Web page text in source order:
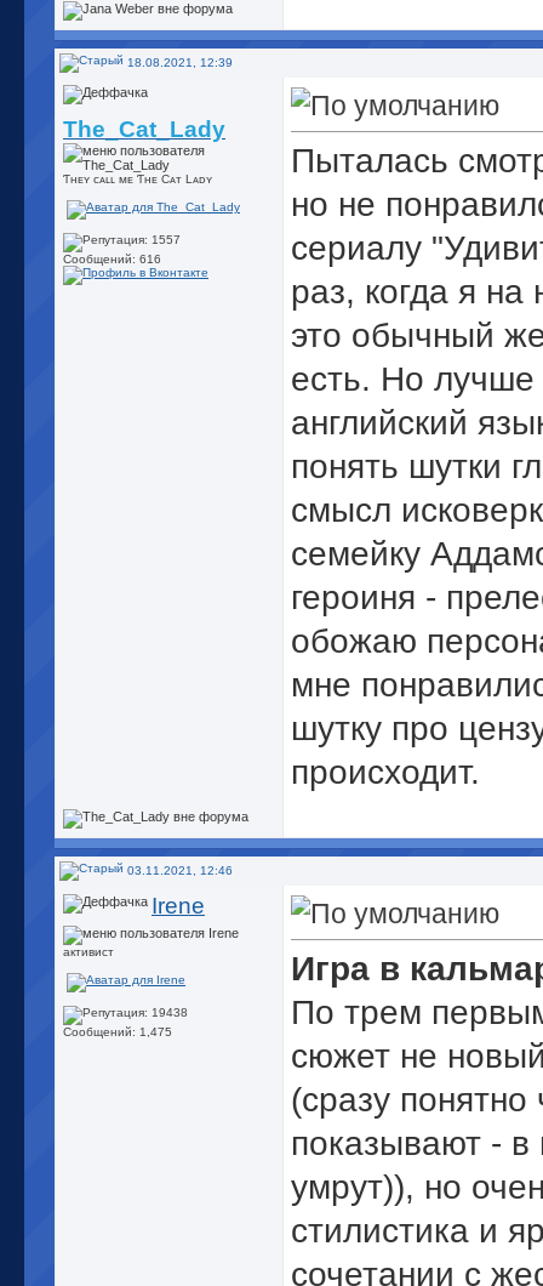
18.08.2021, 12:39
The_Cat_Lady
Ƭʜᴇʏ cᴀʟʟ ᴍᴇ Ƭʜᴇ Cᴀᴛ Lᴀᴅʏ
Сообщений: 616
Пыталась
но не
сериалу
раз, когда я на
это обычный
есть. Но лучше
английский
понять шутки
смысл
семейку
героиня -
обожаю
мне
шутку про
происходит.
03.11.2021, 12:46
Irene
активист
Сообщений: 1,475
Игра в
По трем
сюжет не
(сразу понятно
показывают - в
умрут)), но
стилистика и
сочетании с